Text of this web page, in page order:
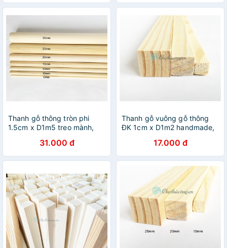
Thanh gỗ thông tròn phi
1.5cm x D1m5 treo mành,
handmade, decor
31.000 đ
Thanh gỗ vuông gỗ thông
ĐK 1cm x D1m2 handmade,
17.000 đ